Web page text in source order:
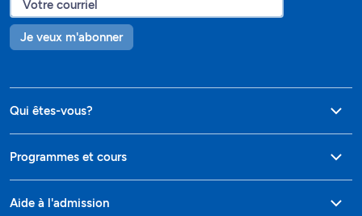
Je veux m'abonner
Qui êtes-vous?
Programmes et cours
Aide à l'admission